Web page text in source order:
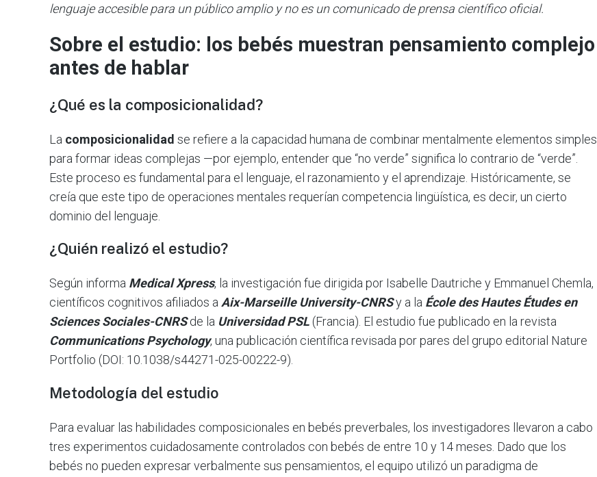
lenguaje accesible para un público amplio y no es un comunicado de prensa científico oficial.
Sobre el estudio: los bebés muestran pensamiento complejo
antes de hablar
¿Qué es la composicionalidad?
La composicionalidad se refiere a la capacidad humana de combinar mentalmente elementos simples
para formar ideas complejas —por ejemplo, entender que “no verde” significa lo contrario de “verde”.
Este proceso es fundamental para el lenguaje, el razonamiento y el aprendizaje. Históricamente, se
creía que este tipo de operaciones mentales requerían competencia lingüística, es decir, un cierto
dominio del lenguaje.
¿Quién realizó el estudio?
Según informa Medical Xpress, la investigación fue dirigida por Isabelle Dautriche y Emmanuel Chemla,
científicos cognitivos afiliados aAix-Marseille University-CNRSy a la École des Hautes Études en
Sciences Sociales-CNRSde la Universidad PSL (Francia). El estudio fue publicado en la revista
Communications Psychology, una publicación científica revisada por pares del grupo editorial Nature
Portfolio (DOI: 10.1038/s44271-025-00222-9).
Metodología del estudio
Para evaluar las habilidades composicionales en bebés preverbales, los investigadores llevaron a cabo
tres experimentos cuidadosamente controlados con bebés de entre 10 y 14 meses. Dado que los
bebés no pueden expresar verbalmente sus pensamientos, el equipo utilizó un paradigma de